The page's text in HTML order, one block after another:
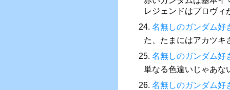
レジェンドはプロヴィ
24. 名無しのガンダム好
た、たまにはアカツキ
25. 名無しのガンダム好
単なる色違いじゃあな
26. 名無しのガンダム好